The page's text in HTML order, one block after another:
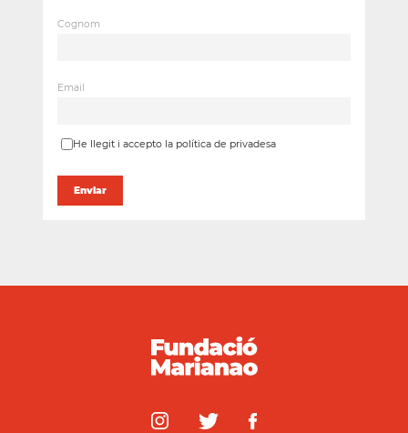
Cognom
Email
He llegit i accepto la política de privadesa